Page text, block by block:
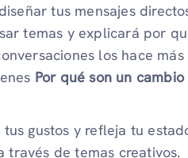
tus mensajes
temas y explicará por
los hace
Por qué son un
tus gustos y refleja tu
través de temas creativos.